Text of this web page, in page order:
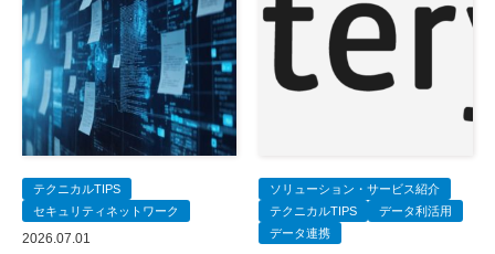
テクニカルTIPS
セキュリティネットワーク
2026.07.01
ソリューション・サービス紹介
テクニカルTIPS
データ利活用
データ連携